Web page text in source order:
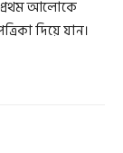
প্রথম আলোকে
দিয়ে যান।